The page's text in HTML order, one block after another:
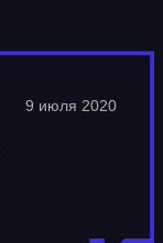
9 июля 2020